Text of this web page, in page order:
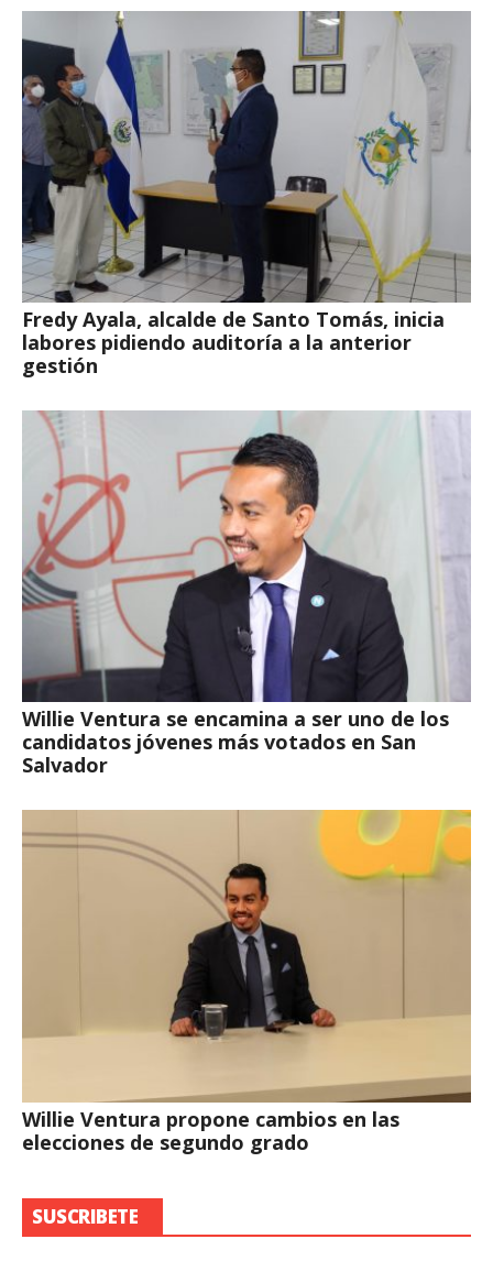
Fredy Ayala, alcalde de Santo Tomás, inicia
labores pidiendo auditoría a la anterior
gestión
Willie Ventura se encamina a ser uno de los
candidatos jóvenes más votados en San
Salvador
Willie Ventura propone cambios en las
elecciones de segundo grado
SUSCRIBETE